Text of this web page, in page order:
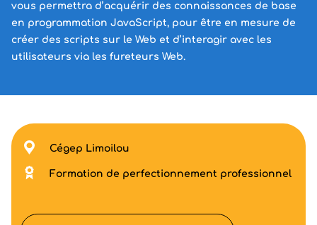
vous permettra d’acquérir des connaissances de base
en programmation JavaScript, pour être en mesure de
créer des scripts sur le Web et d’interagir avec les
utilisateurs via les fureteurs Web.
Cégep Limoilou
Formation de perfectionnement professionnel